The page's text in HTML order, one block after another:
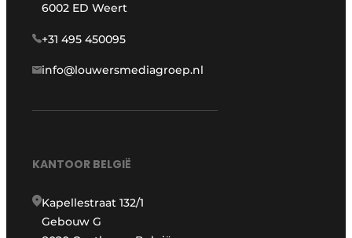
6002 ED Weert
+31 495 450095
info@louwersmediagroep.nl
KANTOOR BELGIË
Kapellestraat 132/1
Gebouw G